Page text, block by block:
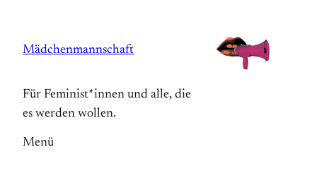
springen
Mädchenmannschaft
Für Feminist*innen und alle, die
es werden wollen.
Menü